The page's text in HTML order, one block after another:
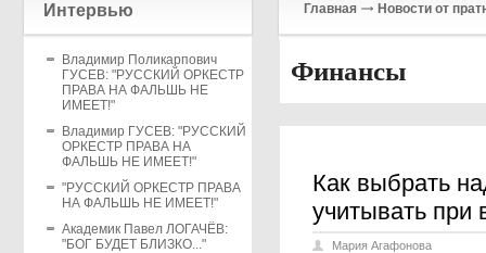
Интервью
Владимир Поликарпович
ГУСЕВ: "РУССКИЙ ОРКЕСТР
ПРАВА НА ФАЛЬШЬ НЕ
ИМЕЕТ!"
Владимир ГУСЕВ: "РУССКИЙ
ОРКЕСТР ПРАВА НА
ФАЛЬШЬ НЕ ИМЕЕТ!"
"РУССКИЙ ОРКЕСТР ПРАВА
НА ФАЛЬШЬ НЕ ИМЕЕТ!"
Академик Павел ЛОГАЧЁВ:
"БОГ БУДЕТ БЛИЗКО..."
Главная Новости от
Финансы
Как выбрать
учитывать при
Мария Агафонова